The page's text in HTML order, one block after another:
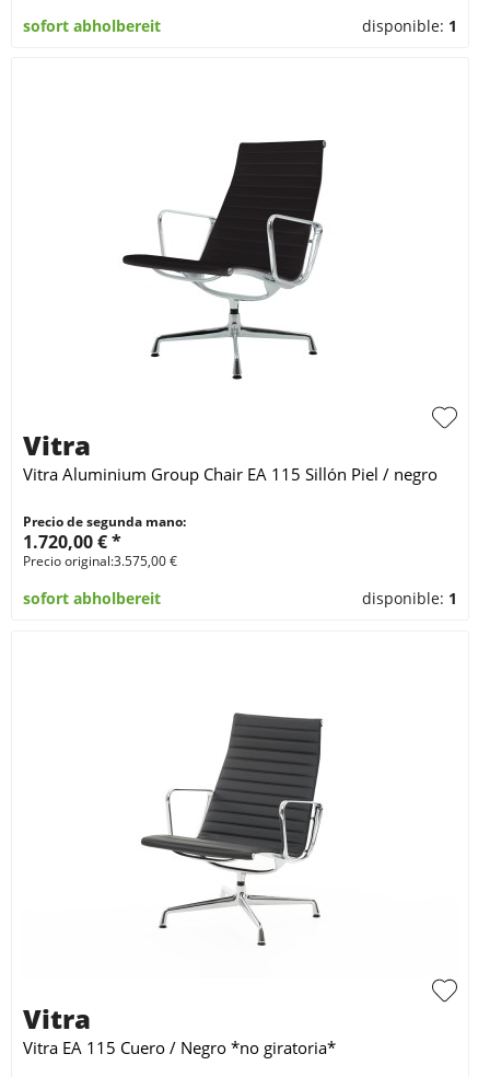
sofort abholbereit disponible: 1
Vitra
Vitra Aluminium Group Chair EA 115 Sillón Piel / negro
Precio de segunda mano:
1.720,00 € *
Precio original:3.575,00 €
sofort abholbereit disponible: 1
Vitra
Vitra EA 115 Cuero / Negro *no giratoria*